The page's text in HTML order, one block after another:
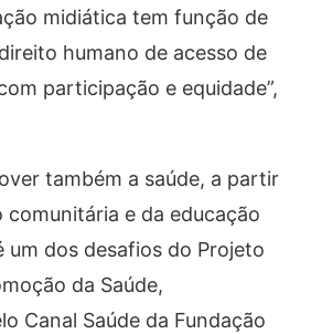
midiática tem função de
humano de acesso de
participação e equidade”,
também a saúde, a partir
comunitária e da educação
um dos desafios do Projeto
da Saúde,
Canal Saúde da Fundação